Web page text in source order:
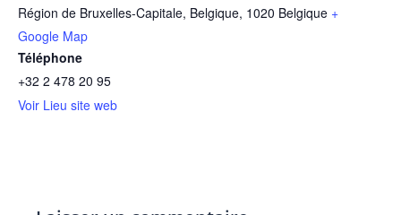
Région de Bruxelles-Capitale, Belgique, 1020 Belgique +
Google Map
Téléphone
+32 2 478 20 95
Voir Lieu site web